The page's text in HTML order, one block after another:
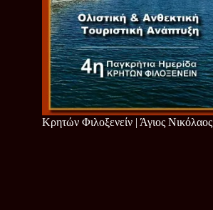
Κρητών Φιλοξενείν | Άγιος Νικόλαος